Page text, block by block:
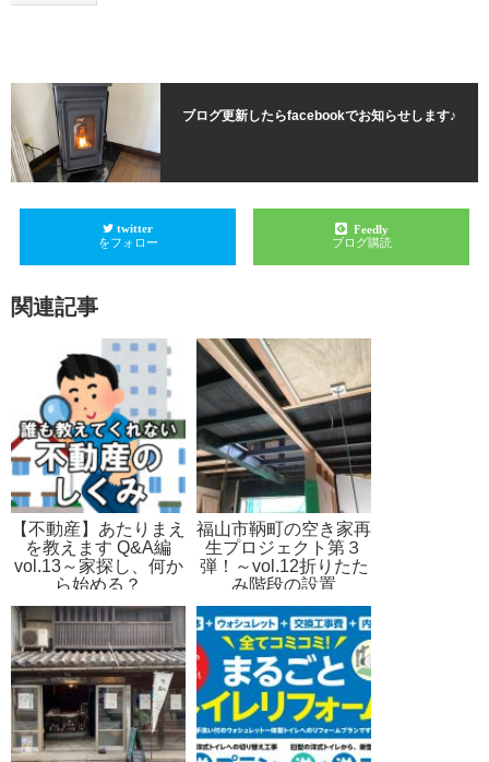
ブログ更新したらfacebookでお知らせします♪
twitter
をフォロー
Feedly
ブログ購読
関連記事
【不動産】あたりまえ
を教えます Q&A編
vol.13～家探し、何か
ら始める？
福山市鞆町の空き家再
生プロジェクト第３
弾！～vol.12折りたた
み階段の設置